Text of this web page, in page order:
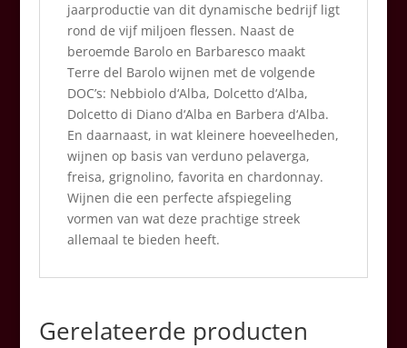
jaarproductie van dit dynamische bedrijf ligt
rond de vijf miljoen flessen. Naast de
beroemde Barolo en Barbaresco maakt
Terre del Barolo wijnen met de volgende
DOC’s: Nebbiolo d‘Alba, Dolcetto d‘Alba,
Dolcetto di Diano d‘Alba en Barbera d‘Alba.
En daarnaast, in wat kleinere hoeveelheden,
wijnen op basis van verduno pelaverga,
freisa, grignolino, favorita en chardonnay.
Wijnen die een perfecte afspiegeling
vormen van wat deze prachtige streek
allemaal te bieden heeft.
Gerelateerde producten